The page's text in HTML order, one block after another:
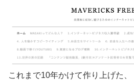
これまで10年かけて作り上げた、